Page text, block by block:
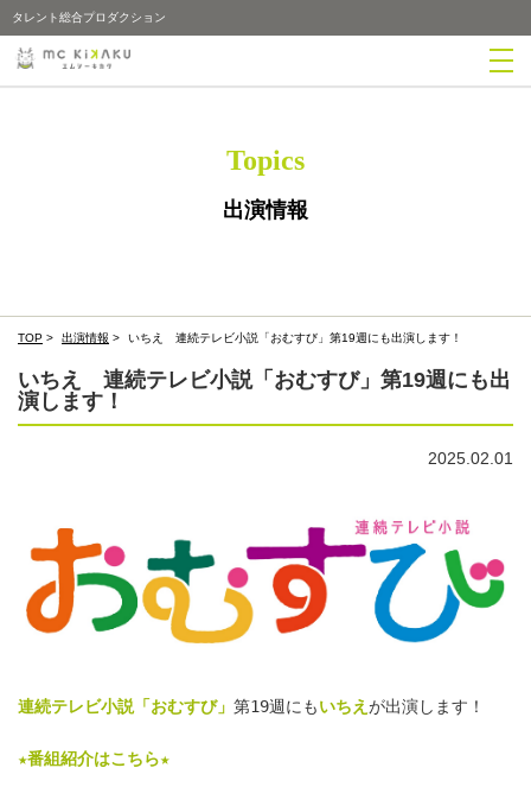
タレント総合プロダクション
Topics
出演情報
TOP > 出演情報 > いちえ 連続テレビ小説「おむすび」第19週にも出演します！
いちえ 連続テレビ小説「おむすび」第19週にも出
演します！
2025.02.01
連続テレビ小説「おむすび」 第19週にもいちえ が出演します！
★番組紹介はこちら★